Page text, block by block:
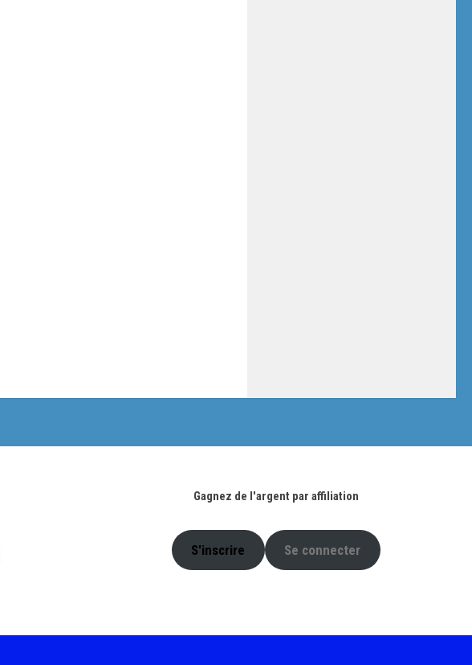
Gagnez de l'argent par affiliation
S'inscrire Se connecter